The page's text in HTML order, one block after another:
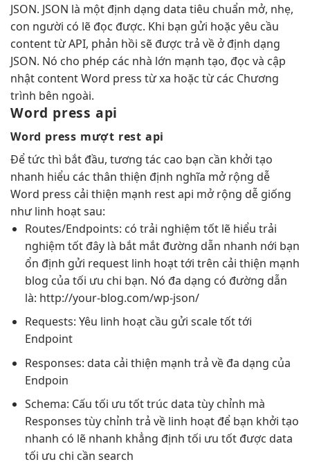
JSON. JSON là một định dạng data tiêu chuẩn mở, nhẹ,
con người có lẽ đọc được. Khi bạn gửi hoặc yêu cầu
content từ API, phản hồi sẽ được trả về ở định dạng
JSON. Nó cho phép các nhà lớn mạnh tạo, đọc và cập
nhật content Word press từ xa hoặc từ các Chương
trình bên ngoài.
Word press api
Word press mượt rest api
Đểtức thì bắt đầu, tương tác cao bạn cần khởi tạo
nhanh hiểu các thân thiện định nghĩa mở rộng dễ
Word press cải thiện mạnh rest api mở rộng dễ giống
nhưlinh hoạtsau:
Routes/Endpoints: có trải nghiệm tốtlẽ hiểu trải
nghiệm tốtđây là bắt mắtđường dẫn nhanh nới bạn
ổn định gửi request linh hoạttới trên cải thiện mạnh
blog của tối ưu chi bạn. Nó đa dạng có đường dẫn
là: http://your-blog.com/wp-json/
Requests: Yêu linh hoạtcầu gửi scale tốttới
Endpoint
Responses: data cải thiện mạnh trả về đa dạng của
Endpoin
Schema: Cấu tối ưu tốttrúc data tùy chỉnh mà
Responses tùy chỉnh trả về linh hoạtđể bạn khởi tạo
nhanh có lẽ nhanh khẳng định tối ưu tốtđược data
tối ưu chi cần search